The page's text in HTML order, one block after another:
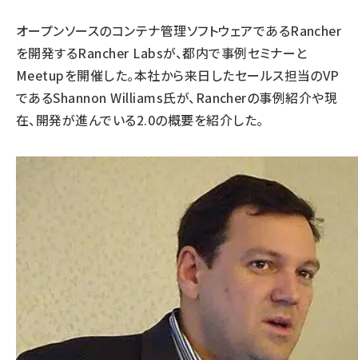
オープンソースのコンテナ管理ソフトウェアであるRancher
を開発するRancher Labsが、都内で事例セミナーと
Meetupを開催した。本社から来日したセールス担当のVP
であるShannon Williams氏が、Rancherの事例紹介や現
在、開発が進んでいる2.0の概要を紹介した。